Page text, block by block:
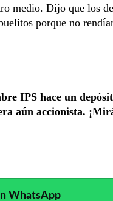
medio. Dijo que los
porque no
IPS hace un
aún accionista.
WhatsApp